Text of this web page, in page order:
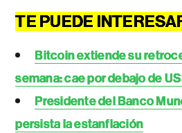
TE PUEDE
Bitcoin extiende su
semana: cae por debajo de
Presidente del Banco
persista la estanflación